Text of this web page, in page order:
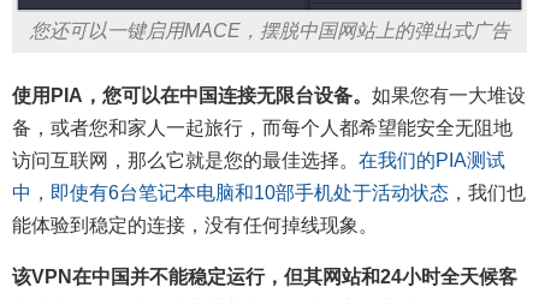
您还可以一键启用MACE，摆脱中国网站上的弹出式广告
使用PIA，您可以在中国连接无限台设备。 如果您有一大堆设
备，或者您和家人一起旅行，而每个人都希望能安全无阻地
访问互联网，那么它就是您的最佳选择。 在我们的PIA测试
中，即使有6台笔记本电脑和10部手机处于活动状态 ，我们也
能体验到稳定的连接，没有任何掉线现象。
该VPN在中国并不能稳定运行，但其网站和24小时全天候客